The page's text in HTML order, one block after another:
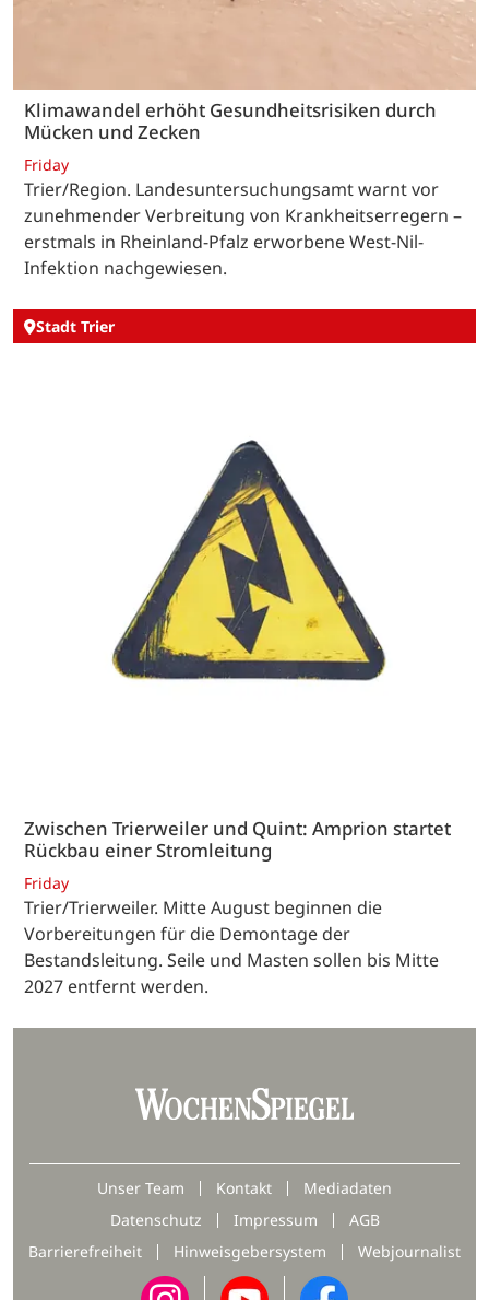
Klimawandel erhöht Gesundheitsrisiken durch
Mücken und Zecken
Friday
Trier/Region. Landesuntersuchungsamt warnt vor
zunehmender Verbreitung von Krankheitserregern –
erstmals in Rheinland-Pfalz erworbene West-Nil-
Infektion nachgewiesen.
Stadt Trier
Zwischen Trierweiler und Quint: Amprion startet
Rückbau einer Stromleitung
Friday
Trier/Trierweiler. Mitte August beginnen die
Vorbereitungen für die Demontage der
Bestandsleitung. Seile und Masten sollen bis Mitte
2027 entfernt werden.
Unser Team Kontakt
Mediadaten
Datenschutz
Impressum
AGB
Barrierefreiheit
Hinweisgebersystem Webjournalist